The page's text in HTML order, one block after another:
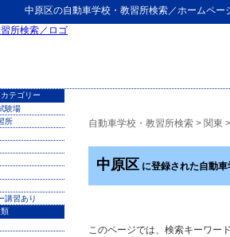
中原区の自動車学校・教習所検索／ホームペー
自動車学校・教習所検索 > 関東
中原区 に登録された自動
このページでは、検索キーワー
テゴリー
験場
所
講習あり